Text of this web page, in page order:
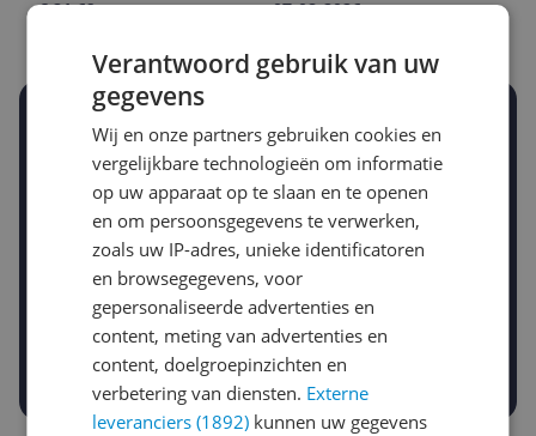
€ 21,69
07-08-2026
Stel een alert in en mis geen prijsdaling
Krijg een seintje zodra de prijs zakt
Jouw e-mailadres
Gewenste daling of bedrag
-5% -10% -15%
€
Prijsalert aanzetten
Verantwoord gebruik van uw
gegevens
Wij en onze partners gebruiken cookies en
vergelijkbare technologieën om informatie
op uw apparaat op te slaan en te openen
en om persoonsgegevens te verwerken,
zoals uw IP-adres, unieke identificatoren
en browsegegevens, voor
gepersonaliseerde advertenties en
content, meting van advertenties en
content, doelgroepinzichten en
verbetering van diensten. Externe
leveranciers (1892) kunnen uw gegevens